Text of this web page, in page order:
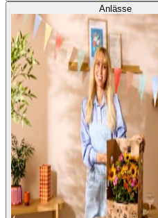
Anlässe